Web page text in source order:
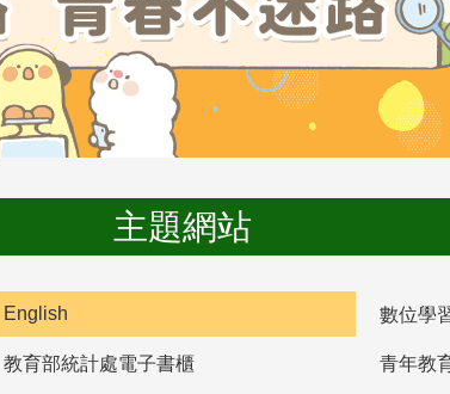
主題網站
English 數位學
教育部統計處電子書櫃 青年教